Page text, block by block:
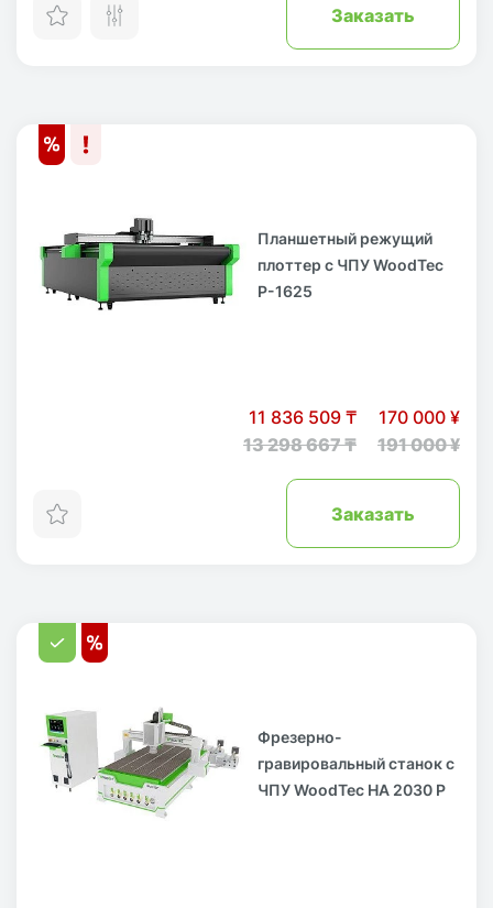
Заказать
Планшетный режущий
плоттер с ЧПУ WoodTec
P-1625
11 836 509 ₸
13 298 667 ₸
170 000 ¥
191 000 ¥
Заказать
Фрезерно-
гравировальный станок с
ЧПУ WoodTec HA 2030 P